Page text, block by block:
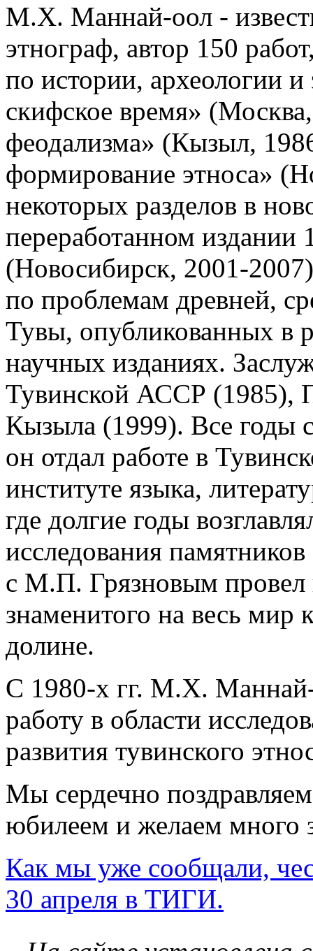
М.Х. Маннай-оол -
этнограф, автор 150
по истории, археологии
скифское время»
феодализма» (Кызыл,
формирование этноса»
некоторых разделов в
переработанном
(Новосибирск, 2001-
по проблемам древней,
Тувы, опубликованных в
научных изданиях.
Тувинской АССР (1985),
Кызыла (1999). Все годы
он отдал работе в
институте языка,
где долгие годы
исследования
с М.П. Грязновым провел
знаменитого на весь
долине.
С 1980-х гг. М.Х.
работу в области
развития тувинского
Мы сердечно
юбилеем и желаем много
Как мы уже сообщали,
30 апреля в ТИГИ.